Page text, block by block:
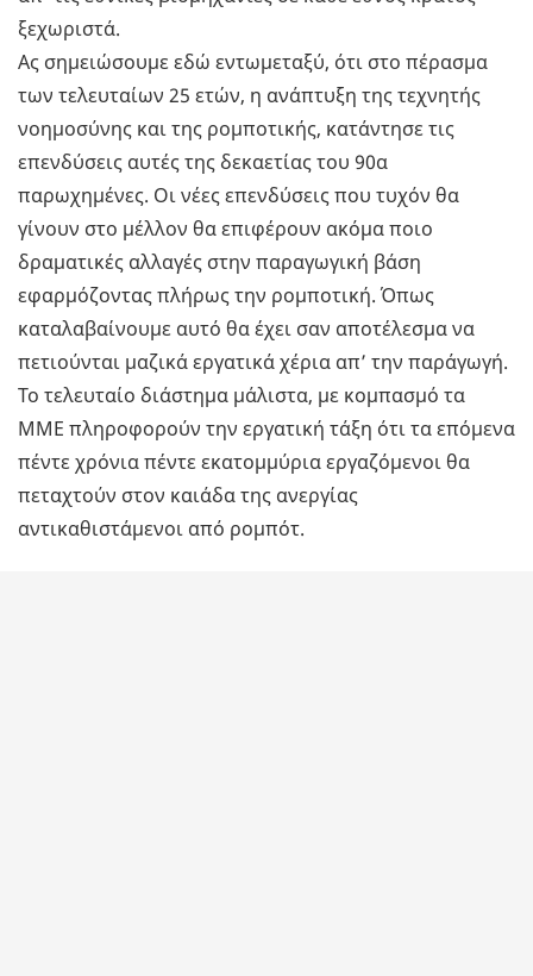
ξεχωριστά.
Ας σημειώσουμε εδώ εντωμεταξύ, ότι στο πέρασμα
των τελευταίων 25 ετών, η ανάπτυξη της τεχνητής
νοημοσύνης και της ρομποτικής, κατάντησε τις
επενδύσεις αυτές της δεκαετίας του 90α
παρωχημένες. Οι νέες επενδύσεις που τυχόν θα
γίνουν στο μέλλον θα επιφέρουν ακόμα ποιο
δραματικές αλλαγές στην παραγωγική βάση
εφαρμόζοντας πλήρως την ρομποτική. Όπως
καταλαβαίνουμε αυτό θα έχει σαν αποτέλεσμα να
πετιούνται μαζικά εργατικά χέρια απ’ την παράγωγή.
Το τελευταίο διάστημα μάλιστα, με κομπασμό τα
ΜΜΕ πληροφορούν την εργατική τάξη ότι τα επόμενα
πέντε χρόνια πέντε εκατομμύρια εργαζόμενοι θα
πεταχτούν στον καιάδα της ανεργίας
αντικαθιστάμενοι από ρομπότ.